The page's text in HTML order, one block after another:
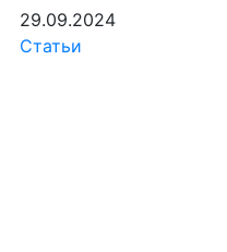
29.09.2024
Статьи